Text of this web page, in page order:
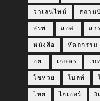
วาเลนไทน์ สถาน
สรพ. สอศ. สา
หนังสือ หัตถกรรม
อย. เกษตร เบ
โชห่วย โบลท์
ไทย ไฮเออร์ 3